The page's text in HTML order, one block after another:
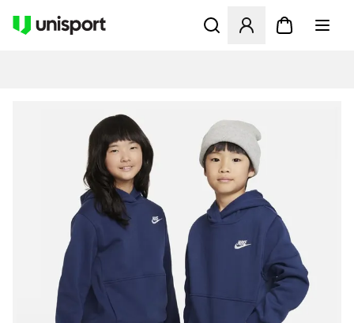
Öffnet ein Fenster zum